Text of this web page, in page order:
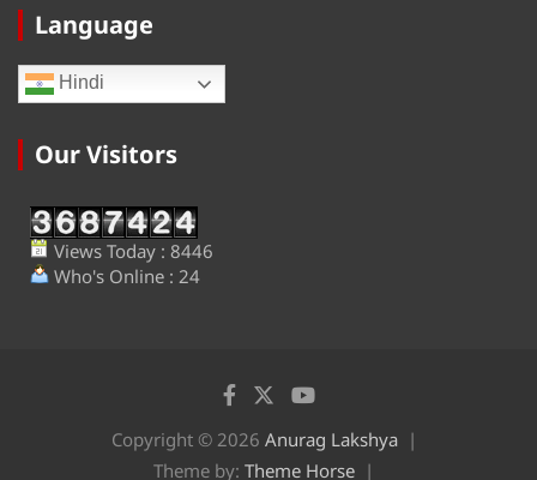
Language
Hindi
Our Visitors
Views Today : 8446
Who's Online : 24
Copyright © 2026 Anurag Lakshya
Theme by: Theme Horse